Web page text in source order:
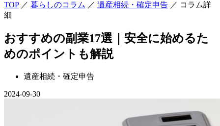
TOP ／ 暮らしのコラム ／ 遺産相続・確定申告 ／ コラム詳
細
おすすめの副業17選｜安全に始めるた
めのポイントも解説
遺産相続・確定申告
2024-09-30